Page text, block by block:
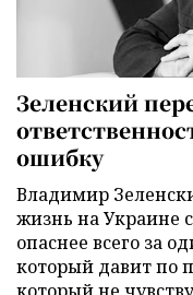
Зеленский
ошибку
Владимир
жизнь на Украине
опаснее всего за
который давит по